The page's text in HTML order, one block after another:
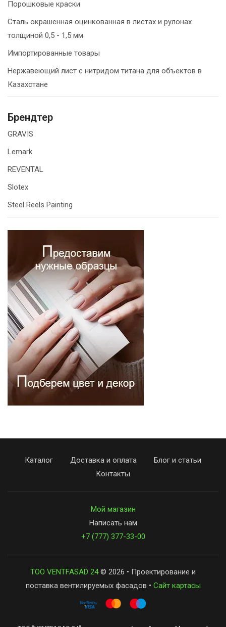
Порошковые краски
Сталь окрашенная оцинкованная в листах и рулонах
толщиной 0,5 - 1,5 мм
Импортированные товары
Нержавеющий лист с нитридом титана для объектов в
Казахстане
Брендтер
GRAVIS
Lemark
REVENTAL
Slotex
Steel Reels Painting
Каталог Доставка и оплата
Блог и статьи
Контакты
Мой магазин
Написать нам
+7 (777) 377-33-00
ТОО VENTFASAD 24© 2026 • Проектирование и
поставка вентилируемых фасадов • Сайт картасы